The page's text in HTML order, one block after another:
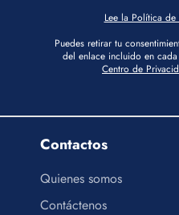
Lee la Política
Puedes retirar tu
del enlace incluido en
Centro de
Contactos
Quienes somos
Contáctenos